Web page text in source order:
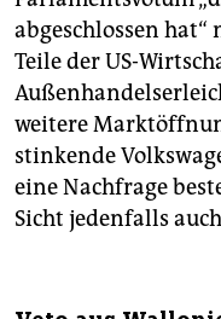
abgeschlossen
Teile der US-
weitere
stinkende
eine Nachfrage
Sicht jedenfalls